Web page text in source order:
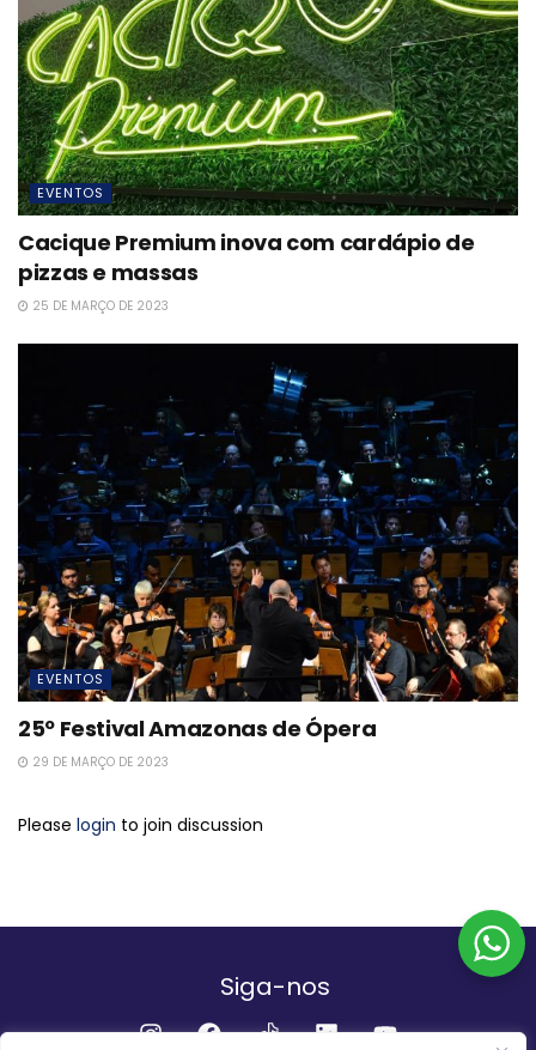
EVENTOS
Cacique Premium inova com cardápio de
pizzas e massas
25 DE MARÇO DE 2023
EVENTOS
25º Festival Amazonas de Ópera
29 DE MARÇO DE 2023
Please login to join discussion
Siga-nos